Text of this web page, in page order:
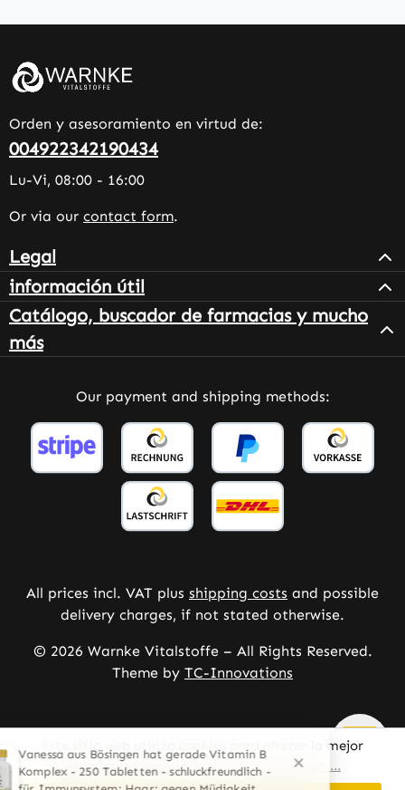
Orden y asesoramiento en virtud de:
004922342190434
Lu-Vi, 08:00 - 16:00
Or via our contact form.
Legal
información útil
Catálogo, buscador de farmacias y mucho
más
Our payment and shipping methods:
All prices incl. VAT plus shipping costs and possible
delivery charges, if not stated otherwise.
© 2026 Warnke Vitalstoffe – All Rights Reserved.
Theme by TC-Innovations
Este sitio web utiliza cookies para ofrecer la mejor
experiencia posible.Mehr Informationen ...